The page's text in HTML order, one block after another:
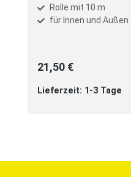
Rolle mit 10 m
für Innen und Außen
21,50 €
Lieferzeit: 1-3 Tage